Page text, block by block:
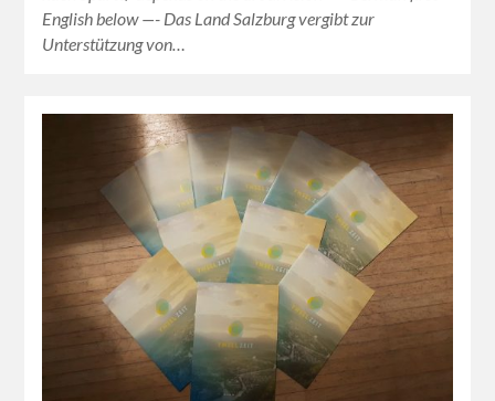
English below —- Das Land Salzburg vergibt zur
Unterstützung von…